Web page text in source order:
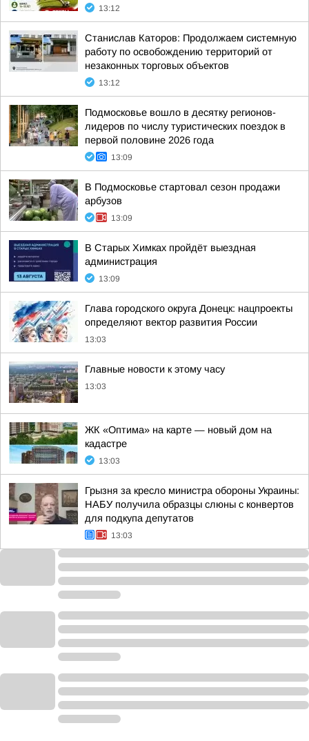
13:12
Станислав Каторов: Продолжаем системную
работу по освобождению территорий от
незаконных торговых объектов
13:12
Подмосковье вошло в десятку регионов-
лидеров по числу туристических поездок в
первой половине 2026 года
13:09
В Подмосковье стартовал сезон продажи
арбузов
13:09
В Старых Химках пройдёт выездная
администрация
13:09
Глава городского округа Донецк: нацпроекты
определяют вектор развития России
13:03
Главные новости к этому часу
13:03
ЖК «Оптима» на карте — новый дом на
кадастре
13:03
Грызня за кресло министра обороны Украины:
НАБУ получила образцы слюны с конвертов
для подкупа депутатов
13:03